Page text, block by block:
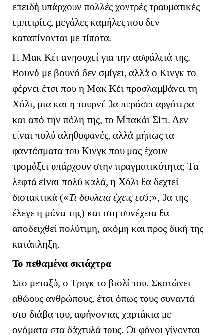
επειδή υπάρχουν πολλές χοντρές τραυματικές
εμπειρίες, μεγάλες καμήλες που δεν
καταπίνονται με τίποτα.
Η Μακ Κέι ανησυχεί για την ασφάλειά της.
Βουνό με βουνό δεν σμίγει, αλλά ο Κινγκ το
φέρνει έτσι που η Μακ Κέι προσλαμβάνει τη
Χόλι, μια και η τουρνέ θα περάσει αργότερα
και από την πόλη της, το Μπακάι Σίτι. Δεν
είναι πολύ αληθοφανές, αλλά μήπως τα
φαντάσματα του Κινγκ που μας έχουν
τρομάξει υπάρχουν στην πραγματικότητα; Τα
λεφτά είναι πολύ καλά, η Χόλι θα δεχτεί
διστακτικά («Τι δουλειά έχεις εσύ;», θα της
έλεγε η μάνα της) και στη συνέχεια θα
αποδειχθεί πολύτιμη, ακόμη και προς δική της
κατάπληξη.
Το πεθαμένα σκιάχτρα
Στο μεταξύ, ο Τριγκ το βιολί του. Σκοτώνει
αθώους ανθρώπους, έτσι όπως τους συναντά
στο διάβα του, αφήνοντας χαρτάκια με
ονόματα στα δάχτυλά τους. Οι φόνοι γίνονται